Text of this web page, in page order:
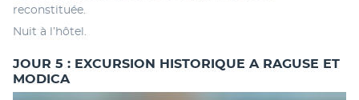
reconstituée.
Nuit à l’hôtel.
JOUR 5 : EXCURSION HISTORIQUE A RAGUSE ET
MODICA